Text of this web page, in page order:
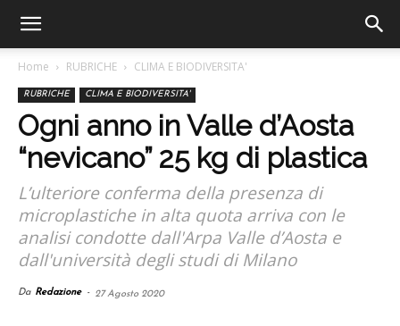
Home RUBRICHE CLIMA E BIODIVERSITA'
RUBRICHE CLIMA E BIODIVERSITA'
Ogni anno in Valle d’Aosta
“nevicano” 25 kg di plastica
L’ulteriore conferma della presenza di
microplastiche in alta quota arriva con le
analisi condotte dall'Arpa Valle d’Aosta e
dall'università degli studi di Milano
Da Redazione - 27 Agosto 2020